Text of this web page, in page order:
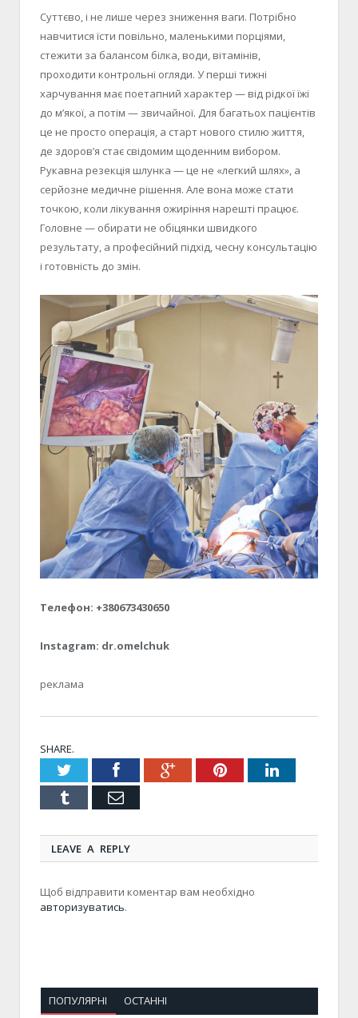
Суттєво, і не лише через зниження ваги. Потрібно
навчитися їсти повільно, маленькими порціями,
стежити за балансом білка, води, вітамінів,
проходити контрольні огляди. У перші тижні
харчування має поетапний характер — від рідкої їжі
до м’якої, а потім — звичайної. Для багатьох пацієнтів
це не просто операція, а старт нового стилю життя,
де здоров’я стає свідомим щоденним вибором.
Рукавна резекція шлунка — це не «легкий шлях», а
серйозне медичне рішення. Але вона може стати
точкою, коли лікування ожиріння нарешті працює.
Головне — обирати не обіцянки швидкого
результату, а професійний підхід, чесну консультацію
і готовність до змін.
Телефон: +380673430650
Instagram: dr.omelchuk
реклама
SHARE.
TwitterFacebookGoogle+PinterestLinkedIn
Tumblr Email
LEAVE A REPLY
Щоб відправити коментар вам необхідно
авторизуватись.
ПОПУЛЯРНІ ОСТАННІ